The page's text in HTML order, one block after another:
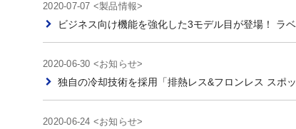
2020-07-07 <製品情報>
ビジネス向け機能を強化した3モデル目が登場！ ラ
2020-06-30 <お知らせ>
独自の冷却技術を採用「排熱レス&フロンレス スポ
2020-06-24 <お知らせ>